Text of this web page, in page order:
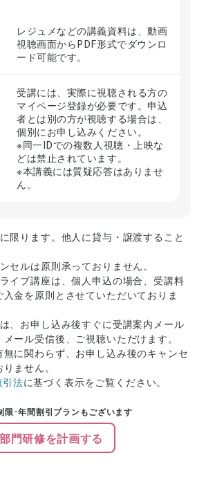
レジュメなどの講義資料は、動画
視聴画面からPDF形式でダウンロ
ード可能です。
受講には、実際に視聴される方の
マイページ登録が必要です。申込
者とは別の方が視聴する場合は、
個別にお申し込みください。
※同一IDでの複数人視聴・上映な
どは禁止されています。
※本講義には質疑応答はありませ
ん。
限ります。他人に貸与・譲渡すること
セルは原則承っておりません。
イブ講座は、個人申込の場合、受講料
金を原則とさせていただいておりま
、お申し込み後すぐに受講案内メール
ール受信後、ご視聴いただけます。
に関わらず、お申し込み後のキャンセ
ません。
引法に基づく表示をご覧ください。
限･年間割引プランもございます
部門研修を計画する